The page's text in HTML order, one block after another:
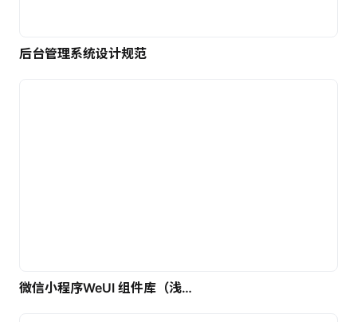
后台管理系统设计规范
微信小程序WeUI 组件库（浅色）| 免费UI设计素材